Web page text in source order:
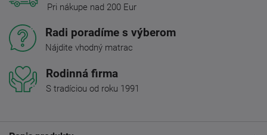
Pri nákupe nad 200 Eur
Radi poradíme s výberom
Nájdite vhodný matrac
Rodinná firma
S tradíciou od roku 1991